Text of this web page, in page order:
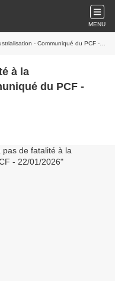
MENU
- Communiqué du PCF - 22/01/2026
à la
du PCF -